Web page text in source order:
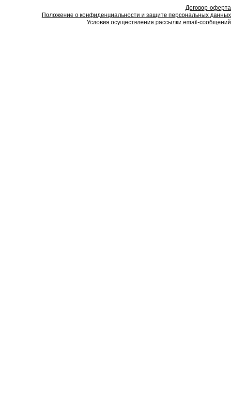
Договор-оферта
Положение о конфиденциальности и защите персональных данных
Условия осуществления рассылки email-сообщений